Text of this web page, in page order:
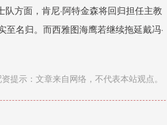
方面，肯尼·阿特金森将回归担任主教
名归。而西雅图海鹰若继续拖延戴冯·
提示：文章来自网络，不代表本站观点。